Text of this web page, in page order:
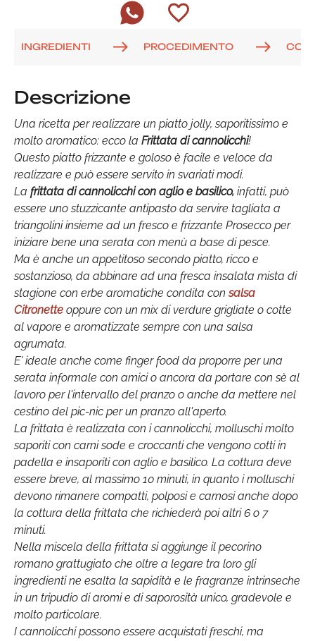
INGREDIENTI PROCEDIMENTO
Descrizione
Una ricetta per realizzare un piatto jolly, saporitissimo e
molto aromatico: ecco la Frittata di cannolicchi!
Questo piatto frizzante e goloso è facile e veloce da
realizzare e può essere servito in svariati modi.
La frittata di cannolicchi con aglio e basilico, infatti, può
essere uno stuzzicante antipasto da servire tagliata a
triangolini insieme ad un fresco e frizzante Prosecco per
iniziare bene una serata con menù a base di pesce.
Ma è anche un appetitoso secondo piatto, ricco e
sostanzioso, da abbinare ad una fresca insalata mista di
stagione con erbe aromatiche condita consalsa
Citronette oppure con un mix di verdure grigliate o cotte
al vapore e aromatizzate sempre con una salsa
agrumata.
E' ideale anche come finger food da proporre per una
serata informale con amici o ancora da portare con sè al
lavoro per l'intervallo del pranzo o anche da mettere nel
cestino del pic-nic per un pranzo all'aperto.
La frittata è realizzata con i cannolicchi, molluschi molto
saporiti con carni sode e croccanti che vengono cotti in
padella e insaporiti con aglio e basilico. La cottura deve
essere breve, al massimo 10 minuti, in quanto i molluschi
devono rimanere compatti, polposi e carnosi anche dopo
la cottura della frittata che richiederà poi altri 6 o 7
minuti.
Nella miscela della frittata si aggiunge il pecorino
romano grattugiato che oltre a legare tra loro gli
ingredienti ne esalta la sapidità e le fragranze intrinseche
in un tripudio di aromi e di saporosità unico, gradevole e
molto particolare.
I cannolicchi possono essere acquistati freschi, ma